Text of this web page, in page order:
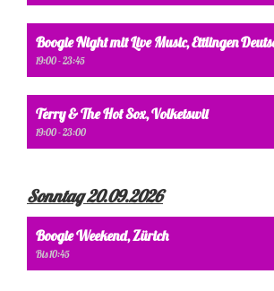
Boogie Night mit Live Music, Ettlingen
19:00 - 23:45
Terry & The Hot Sox, Volketswil
19:00 - 23:00
Sonntag 20.09.2026
Boogie Weekend, Zürich
Bis 10:45